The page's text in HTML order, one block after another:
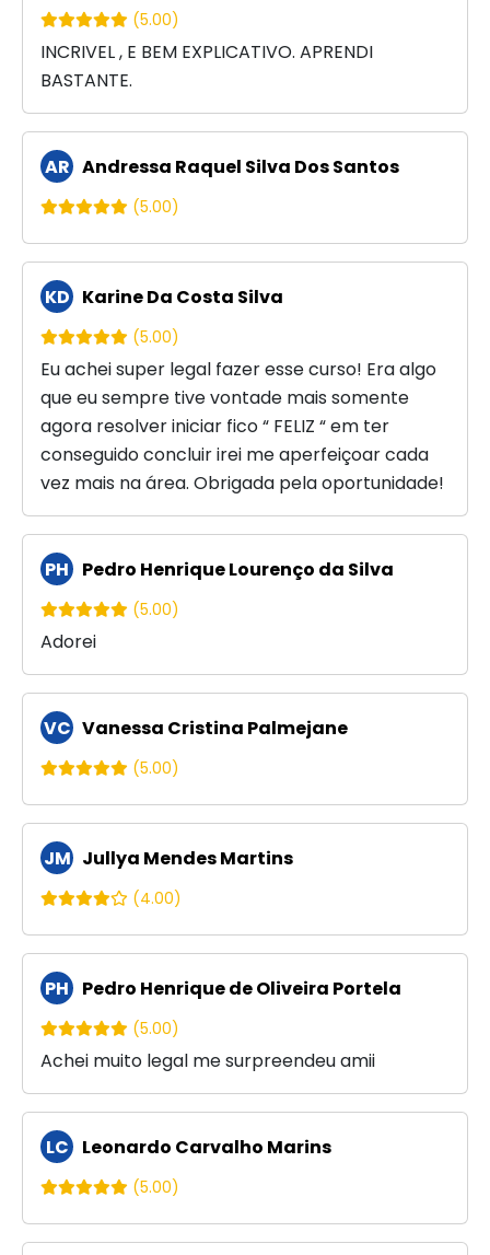
(5.00)
INCRIVEL , E BEM EXPLICATIVO. APRENDI
BASTANTE.
AR Andressa Raquel Silva Dos Santos
(5.00)
KD Karine Da Costa Silva
(5.00)
Eu achei super legal fazer esse curso! Era algo
que eu sempre tive vontade mais somente
agora resolver iniciar fico “ FELIZ “ em ter
conseguido concluir irei me aperfeiçoar cada
vez mais na área. Obrigada pela oportunidade!
PH Pedro Henrique Lourenço da Silva
(5.00)
Adorei
VC Vanessa Cristina Palmejane
(5.00)
JM Jullya Mendes Martins
(4.00)
PH Pedro Henrique de Oliveira Portela
(5.00)
Achei muito legal me surpreendeu amii
LC Leonardo Carvalho Marins
(5.00)